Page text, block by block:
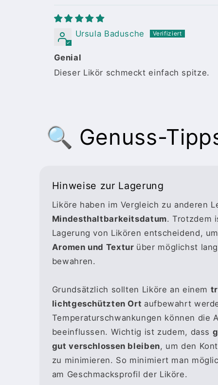
Ursula Badusche
Genial
Dieser Likör schmeckt einfach spitze.
🔍 Genuss-
Hinweise zur Lagerung
Liköre haben im Vergleich zu anderen
Mindesthaltbarkeitsdatum. Trotzdem
Lagerung von Likören entscheidend,
Aromen und Textur über möglichst
bewahren.
Grundsätzlich sollten Liköre an einem
lichtgeschützten Ort aufbewahrt
Temperaturschwankungen können die
beeinflussen. Wichtig ist zudem, dass
gut verschlossen bleiben, um den
zu minimieren. So minimiert man
am Geschmacksprofil der Liköre.